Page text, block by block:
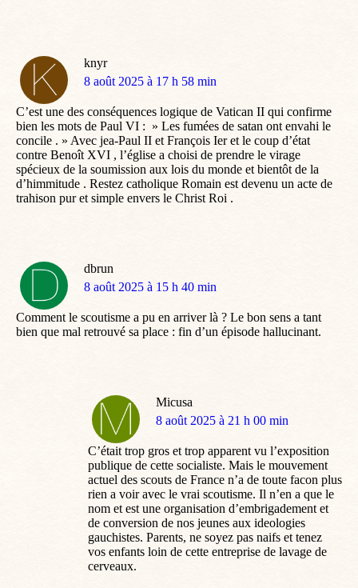
knyr
dit
8 août 2025 à 17 h 58 min
C’est une des conséquences logique de Vatican II qui confirme
bien les mots de Paul VI : » Les fumées de satan ont envahi le
concile . » Avec jea-Paul II et François Ier et le coup d’état
contre Benoît XVI , l’église a choisi de prendre le virage
spécieux de la soumission aux lois du monde et bientôt de la
d’himmitude . Restez catholique Romain est devenu un acte de
trahison pur et simple envers le Christ Roi .
dbrun
dit
8 août 2025 à 15 h 40 min
Comment le scoutisme a pu en arriver là ? Le bon sens a tant
bien que mal retrouvé sa place : fin d’un épisode hallucinant.
Micusa
dit
8 août 2025 à 21 h 00 min
C’était trop gros et trop apparent vu l’exposition
publique de cette socialiste. Mais le mouvement
actuel des scouts de France n’a de toute facon plus
rien a voir avec le vrai scoutisme. Il n’en a que le
nom et est une organisation d’embrigadement et
de conversion de nos jeunes aux ideologies
gauchistes. Parents, ne soyez pas naifs et tenez
vos enfants loin de cette entreprise de lavage de
cerveaux.